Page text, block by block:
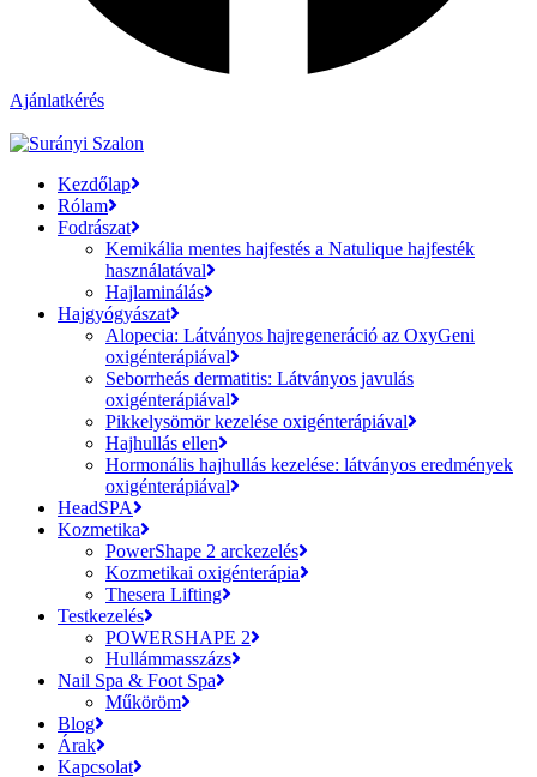
Ajánlatkérés
Kezdőlap
Rólam
Fodrászat
Kemikália mentes hajfestés a Natulique hajfesték
használatával
Hajlaminálás
Hajgyógyászat
Alopecia: Látványos hajregeneráció az OxyGeni
oxigénterápiával
Seborrheás dermatitis: Látványos javulás
oxigénterápiával
Pikkelysömör kezelése oxigénterápiával
Hajhullás ellen
Hormonális hajhullás kezelése: látványos eredmények
oxigénterápiával
HeadSPA
Kozmetika
PowerShape 2 arckezelés
Kozmetikai oxigénterápia
Thesera Lifting
Testkezelés
POWERSHAPE 2
Hullámmasszázs
Nail Spa & Foot Spa
Műköröm
Blog
Árak
Kapcsolat